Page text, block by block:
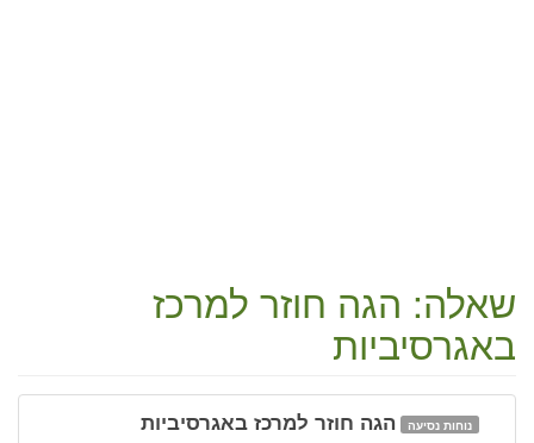
שאלה: הגה חוזר למרכז
באגרסיביות
נוחות נסיעה הגה חוזר למרכז באגרסיביות